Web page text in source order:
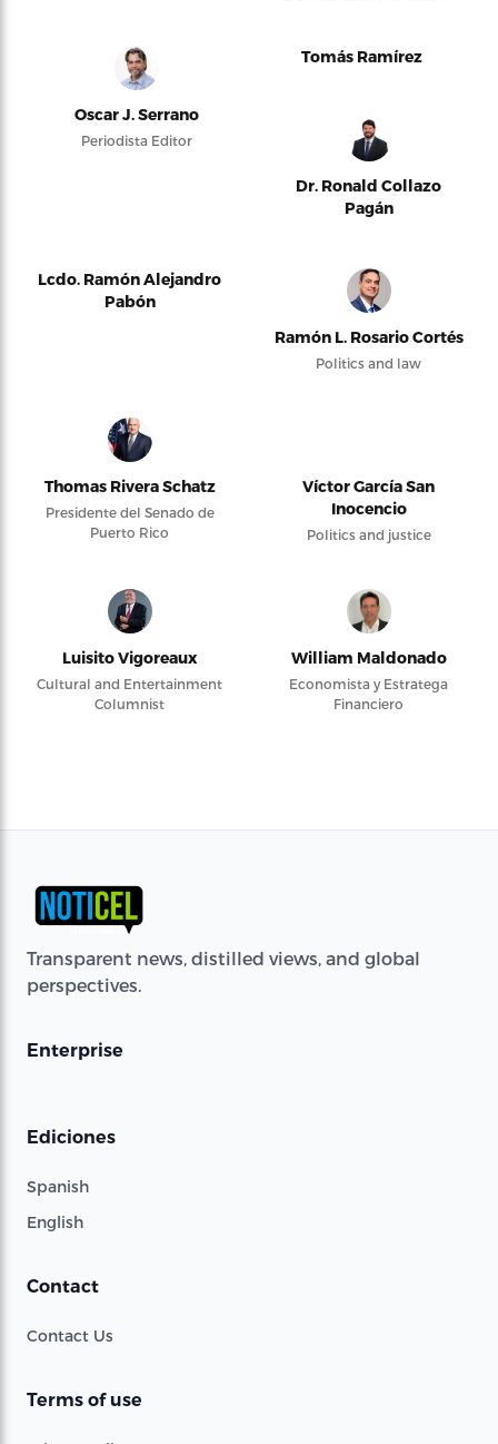
Oscar J. Serrano
Periodista Editor
Tomás Ramírez
Dr. Ronald Collazo
Pagán
Lcdo. Ramón Alejandro
Pabón
Ramón L. Rosario Cortés
Politics and law
Thomas Rivera Schatz
Presidente del Senado de
Puerto Rico
Víctor García San
Inocencio
Politics and justice
Luisito Vigoreaux
Cultural and Entertainment
Columnist
William Maldonado
Economista y Estratega
Financiero
Transparent news, distilled views, and global
perspectives.
Enterprise
Ediciones
Spanish
English
Contact
Contact Us
Terms of use